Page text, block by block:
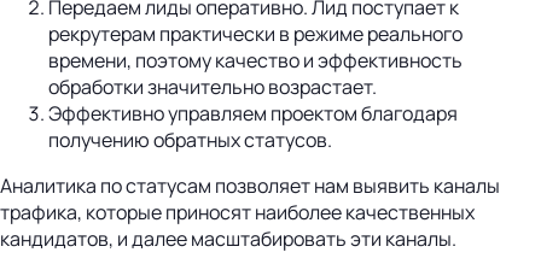
Передаем лиды оперативно. Лид поступает к
рекрутерам практически в режиме реального
времени, поэтому качество и эффективность
обработки значительно возрастает.
Эффективно управляем проектом благодаря
получению обратных статусов.
Аналитика по статусам позволяет нам выявить каналы
трафика, которые приносят наиболее качественных
кандидатов, и далее масштабировать эти каналы.